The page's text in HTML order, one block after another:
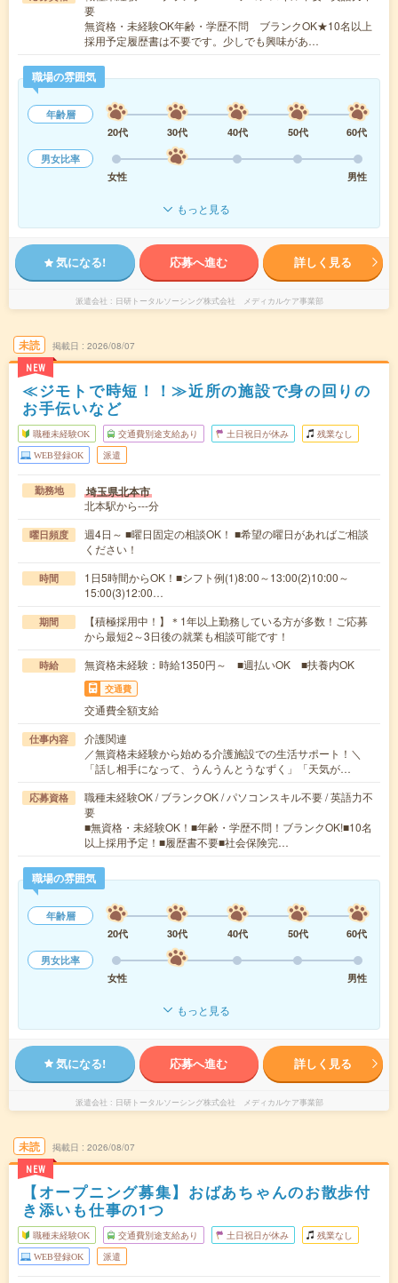
要
無資格・未経験OK年齢・学歴不問 ブランクOK★10名以上
採用予定履歴書は不要です。少しでも興味があ…
職場の雰囲気
年齢層
20代
30代 40代 50代
60代
男女比率
女性
男性
もっと見る
気になる! 応募へ進む 詳しく見る
派遣会社 日研トータルソーシング株式会社 メディカルケア事業部
未読
NEW
掲載日 2026/08/07
≪ジモトで時短！！≫近所の施設で身の回りの
お手伝いなど
職種未経験OK 交通費別途支給あり 土日祝日が休み 残業なし
WEB登録OK 派遣
勤務地 埼玉県北本市
北本駅から---分
曜日頻度
週4日～ ■曜日固定の相談OK！ ■希望の曜日があればご相談
ください！
時間
1日5時間からOK！■シフト例(1)8:00～13:00(2)10:00～
15:00(3)12:00…
期間
【積極採用中！】＊1年以上勤務している方が多数！ご応募
から最短2～3日後の就業も相談可能です！
時給 無資格未経験：時給1350円～ ■週払いOK ■扶養内OK
交通費
交通費全額支給
仕事内容
介護関連
／無資格未経験から始める介護施設での生活サポート！＼
「話し相手になって、うんうんとうなずく」「天気が…
応募資格
職種未経験OK / ブランクOK / パソコンスキル不要 / 英語力不
要
■無資格・未経験OK！■年齢・学歴不問！ブランクOK!■10名
以上採用予定！■履歴書不要■社会保険完…
職場の雰囲気
年齢層
20代
30代 40代 50代
60代
男女比率
女性
男性
もっと見る
気になる! 応募へ進む 詳しく見る
派遣会社 日研トータルソーシング株式会社 メディカルケア事業部
未読
NEW
掲載日 2026/08/07
【オープニング募集】おばあちゃんのお散歩付
き添いも仕事の1つ
職種未経験OK 交通費別途支給あり 土日祝日が休み 残業なし
WEB登録OK 派遣